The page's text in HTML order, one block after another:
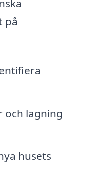
på
och lagning
husets